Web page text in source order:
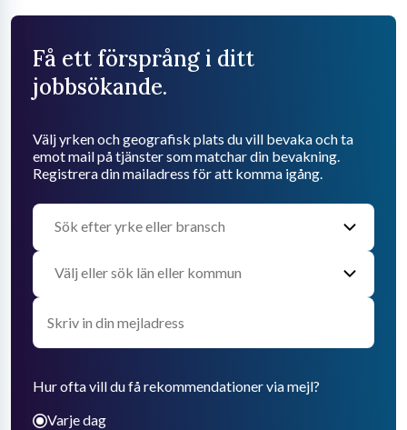
Få ett försprång i ditt
jobbsökande.
Välj yrken och geografisk plats du vill bevaka och ta
emot mail på tjänster som matchar din bevakning.
Registrera din mailadress för att komma igång.
Hur ofta vill du få rekommendationer via mejl?
Varje dag